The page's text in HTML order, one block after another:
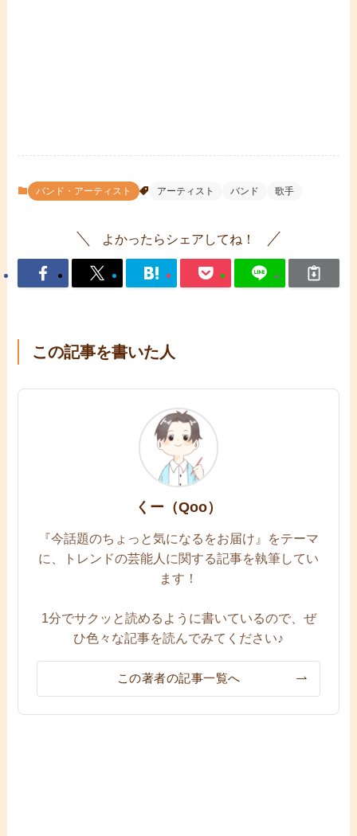
バンド・アーティスト アーティスト バンド 歌手
よかったらシェアしてね！
この記事を書いた人
くー（Qoo）
『今話題のちょっと気になるをお届け』をテーマ
に、トレンドの芸能人に関する記事を執筆してい
ます！
1分でサクッと読めるように書いているので、ぜ
ひ色々な記事を読んでみてください♪
この著者の記事一覧へ